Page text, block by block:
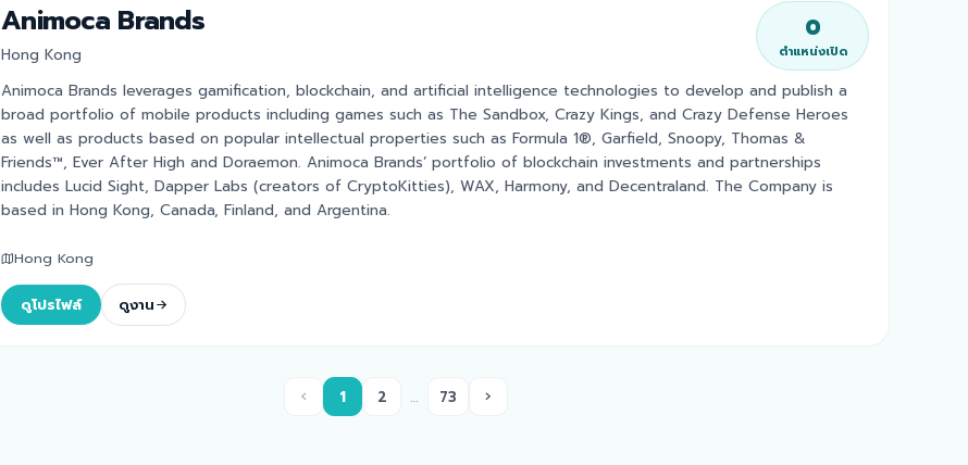
Animoca Brands
Hong Kong
0
ตำแหน่งเปิด
Animoca Brands leverages gamification, blockchain, and artificial intelligence technologies to develop and publish a
broad portfolio of mobile products including games such as The Sandbox, Crazy Kings, and Crazy Defense Heroes
as well as products based on popular intellectual properties such as Formula 1®, Garfield, Snoopy, Thomas &
Friends™, Ever After High and Doraemon. Animoca Brands’ portfolio of blockchain investments and partnerships
includes Lucid Sight, Dapper Labs (creators of CryptoKitties), WAX, Harmony, and Decentraland. The Company is
based in Hong Kong, Canada, Finland, and Argentina.
Hong Kong
ดูโปรไฟล์ ดูงาน
‹ 1 2 … 73 ›